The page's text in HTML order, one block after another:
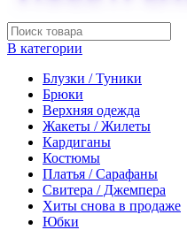
В категории
Блузки / Туники
Брюки
Верхняя одежда
Жакеты / Жилеты
Кардиганы
Костюмы
Платья / Сарафаны
Свитера / Джемпера
Хиты снова в продаже
Юбки